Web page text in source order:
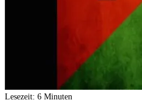
Lesezeit: 6 Minuten